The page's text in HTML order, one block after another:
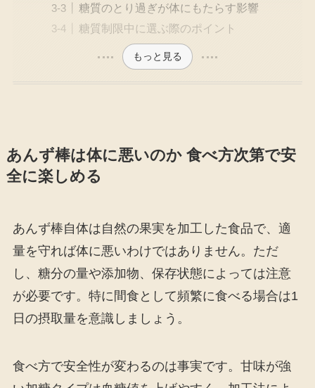
糖質のとり過ぎが体にもたらす影響
糖質制限中に選ぶ際のポイント
もっと見る
あんず棒は体に悪いのか 食べ方次第で安
全に楽しめる
あんず棒自体は自然の果実を加工した食品で、適
量を守れば体に悪いわけではありません。ただ
し、糖分の量や添加物、保存状態によっては注意
が必要です。特に間食として頻繁に食べる場合は1
日の摂取量を意識しましょう。
食べ方で安全性が変わるのは事実です。甘味が強